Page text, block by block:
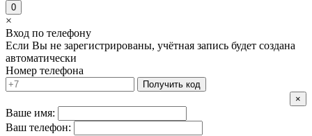
0
×
Вход по телефону
Если Вы не зарегистрированы, учётная запись будет создана
автоматически
Номер телефона
Получить код
×
Ваше имя:
Ваш телефон: